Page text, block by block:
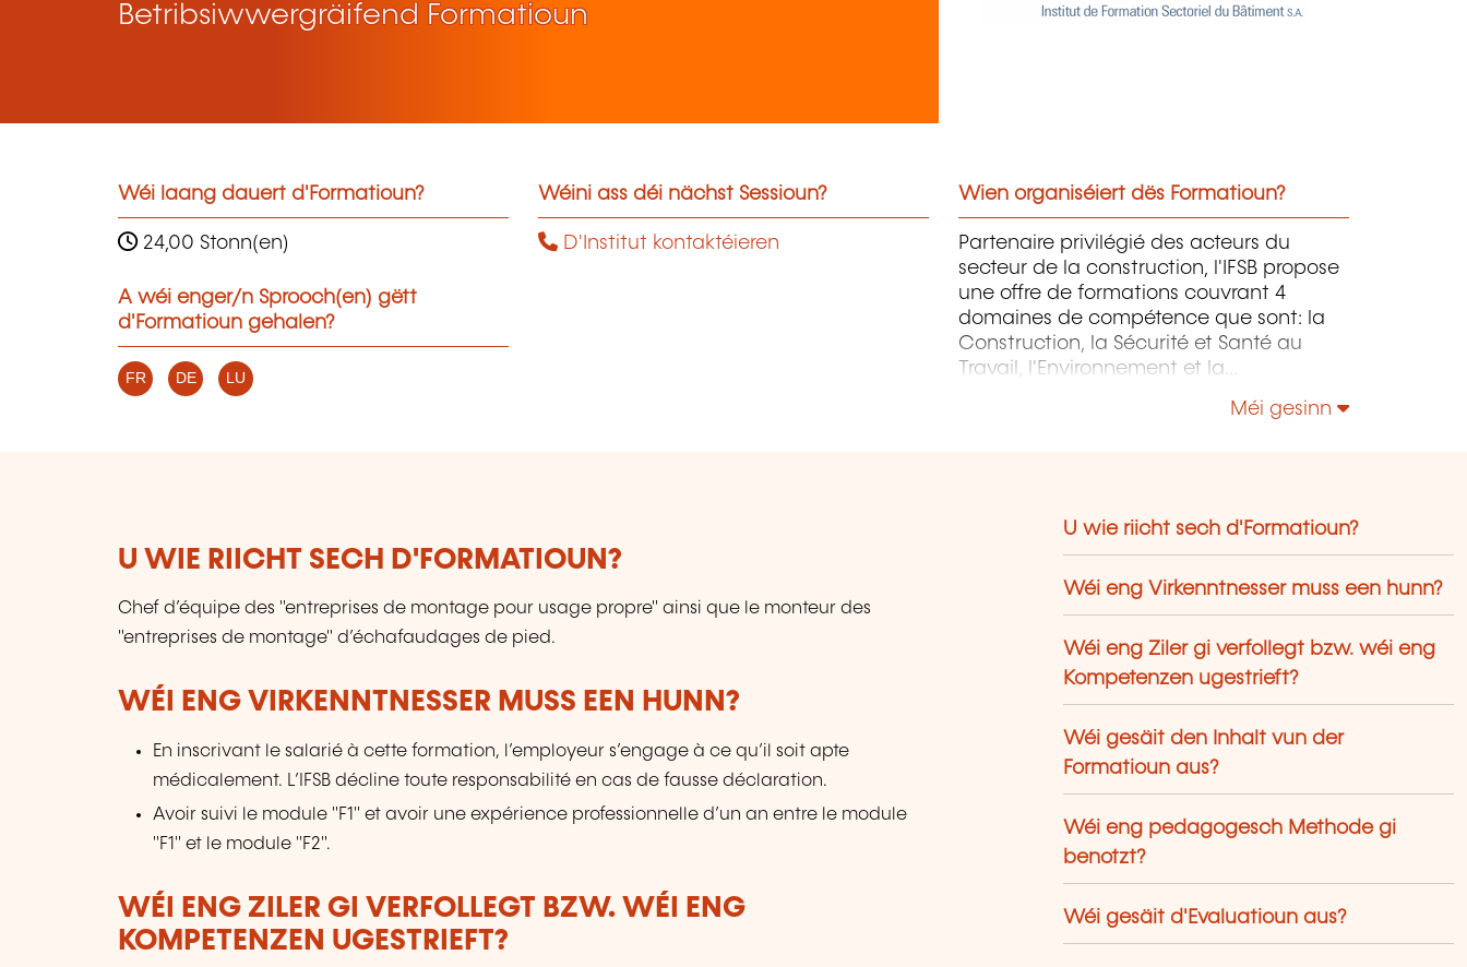
Betribsiwwergräifend Formatioun
Wéi laang dauert d'Formatioun?
24,00 Stonn(en)
A wéi enger/n Sprooch(en) gëtt
d'Formatioun gehalen?
FR DE LU
Wéini ass déi nächst Sessioun?
D'Institut kontaktéieren
Wien organiséiert dës Formatioun?
Partenaire privilégié des acteurs du
secteur de la construction, l'IFSB propose
une offre de formations couvrant 4
domaines de compétence que sont: la
Construction, la Sécurité et Santé au
Travail, l'Environnement et la
et la Responsabilité Sociétale.
Méi gesinn
U WIE RIICHT SECH D'FORMATIOUN?
Chef d’équipe des "entreprises de montage pour usage propre" ainsi que le monteur des
"entreprises de montage" d’échafaudages de pied.
WÉI ENG VIRKENNTNESSER MUSS EEN HUNN?
En inscrivant le salarié à cette formation, l’employeur s’engage à ce qu’il soit apte
médicalement. L’IFSB décline toute responsabilité en cas de fausse déclaration.
Avoir suivi le module "F1" et avoir une expérience professionnelle d’un an entre le module
"F1" et le module "F2".
WÉI ENG ZILER GI VERFOLLEGT BZW. WÉI ENG
KOMPETENZEN UGESTRIEFT?
U wie riicht sech d'Formatioun?
Wéi eng Virkenntnesser muss een hunn?
Wéi eng Ziler gi verfollegt bzw. wéi eng
Kompetenzen ugestrieft?
Wéi gesäit den Inhalt vun der
Formatioun aus?
Wéi eng pedagogesch Methode gi
benotzt?
Wéi gesäit d'Evaluatioun aus?